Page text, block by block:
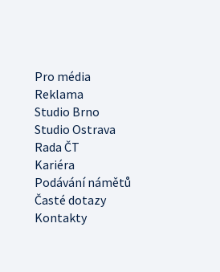
Pro média
Reklama
Studio Brno
Studio Ostrava
Rada ČT
Kariéra
Podávání námětů
Časté dotazy
Kontakty